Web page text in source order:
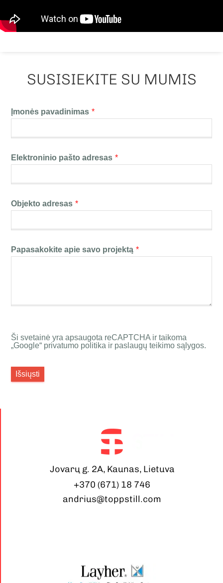
SUSISIEKITE SU MUMIS
Įmonės pavadinimas *
Elektroninio pašto adresas *
Objekto adresas *
Papasakokite apie savo projektą *
Ši svetainė yra apsaugota reCAPTCHA ir taikoma
„Google“ privatumo politika ir paslaugų teikimo sąlygos.
Išsiųsti
Jovarų g. 2A, Kaunas, Lietuva
+370 (671) 18 746
andrius@toppstill.com